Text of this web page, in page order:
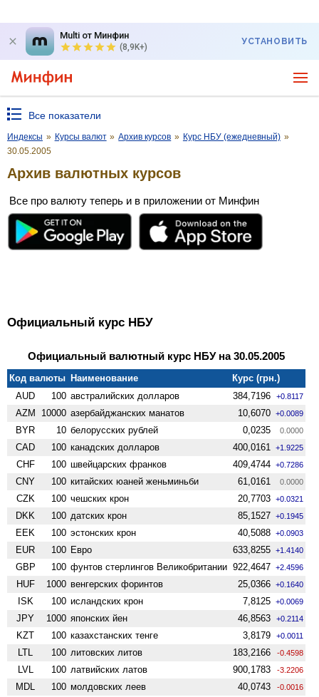
Multi от Минфин
(8,9K+)
УСТАНОВИТЬ
Все показатели
Индексы » Курсы валют » Архив курсов » Курс НБУ (ежедневный) »
30.05.2005
Архив валютных курсов
Все про валюту теперь и в приложении от Минфин
Официальный курс НБУ
Официальный валютный курс НБУ на 30.05.2005
Код валюты Наименование
Курс (грн.)
AUD
100 австралийских долларов 384,7196 +0.8117
AZM 10000 азербайджанских манатов 10,6070 +0.0089
BYR 10 белорусских рублей 0,0235 0.0000
CAD 100 канадских долларов 400,0161 +1.9225
CHF 100 швейцарских франков 409,4744 +0.7286
CNY 100 китайских юаней женьминьби 61,0161 0.0000
CZK 100 чешских крон 20,7703 +0.0321
DKK 100 датских крон 85,1527 +0.1945
EEK 100 эстонских крон 40,5088 +0.0903
EUR 100 Евро 633,8255 +1.4140
GBP 100 фунтов стерлингов Велико­британии 922,4647 +2.4596
HUF 1000 венгерских форинтов 25,0366 +0.1640
ISK 100 исландских крон 7,8125 +0.0069
JPY 1000 японских йен 46,8563 +0.2114
KZT 100 казахстанских тенге 3,8179 +0.0011
LTL 100 литовских литов 183,2166 -0.4598
LVL 100 латвийских латов 900,1783 -3.2206
MDL 100 молдовских леев 40,0743 -0.0016